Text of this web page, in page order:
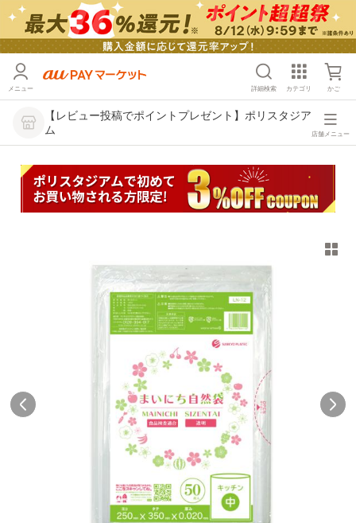
メニュー 詳細検索 カテゴリ かご
【レビュー投稿でポイントプレゼント】ポリスタジア
ム
店舗メニュー